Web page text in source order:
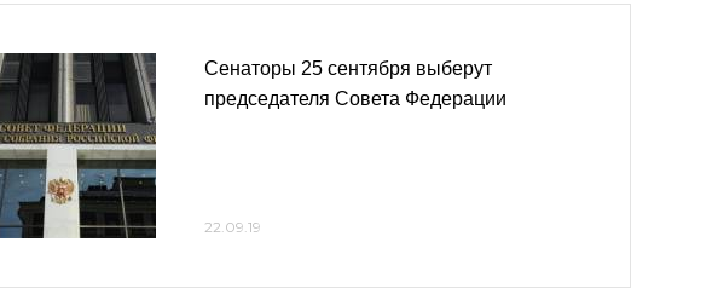
Сенаторы 25 сентября выберут
председателя Совета Федерации
22.09.19